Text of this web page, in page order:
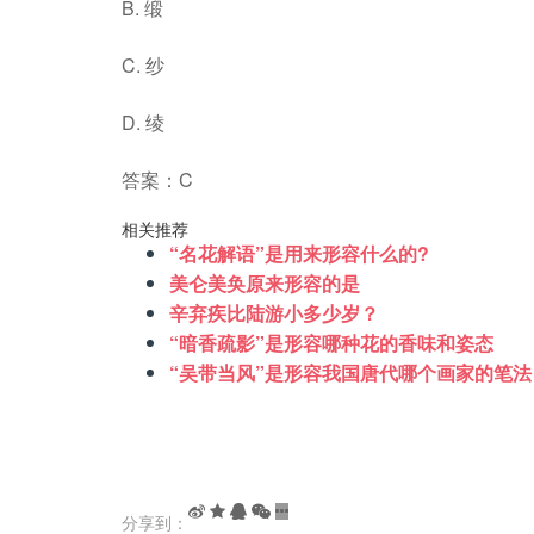
B. 缎
C. 纱
D. 绫
答案：C
相关推荐
“名花解语”是用来形容什么的?
美仑美奂原来形容的是
辛弃疾比陆游小多少岁？
“暗香疏影”是形容哪种花的香味和姿态
“吴带当风”是形容我国唐代哪个画家的笔
分享到：